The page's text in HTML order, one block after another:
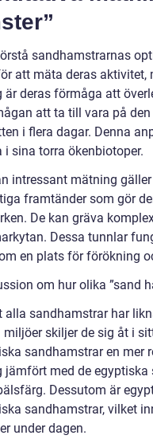
sandhamstrarnas
att mäta deras aktivitet,
är deras förmåga att
att ta till vara på
i flera dagar. Denna
i sina torra ökenbiotoper.
intressant mätning
framtänder som gör
De kan gräva
Dessa tunnlar
en plats för förökning
om hur olika ”sand
alla sandhamstrar har
skiljer de sig åt i
sandhamstrar en mer
jämfört med de
Dessutom är
sandhamstrar, vilket
under dagen.